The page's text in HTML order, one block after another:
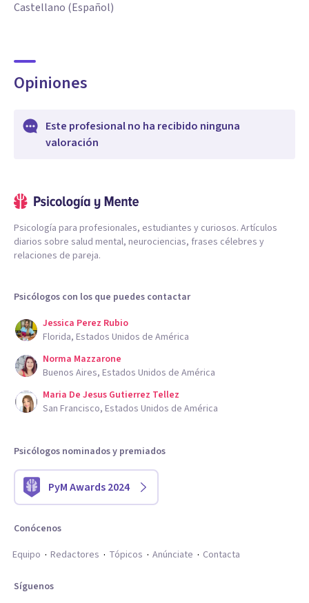
Castellano (Español)
Opiniones
Este profesional no ha recibido ninguna
valoración
Psicología para profesionales, estudiantes y curiosos. Artículos
diarios sobre salud mental, neurociencias, frases célebres y
relaciones de pareja.
Psicólogos con los que puedes contactar
Jessica Perez Rubio
Florida, Estados Unidos de América
Norma Mazzarone
Buenos Aires, Estados Unidos de América
Maria De Jesus Gutierrez Tellez
San Francisco, Estados Unidos de América
Psicólogos nominados y premiados
PyM Awards 2024
Conócenos
Equipo
Redactores Tópicos Anúnciate Contacta
Síguenos